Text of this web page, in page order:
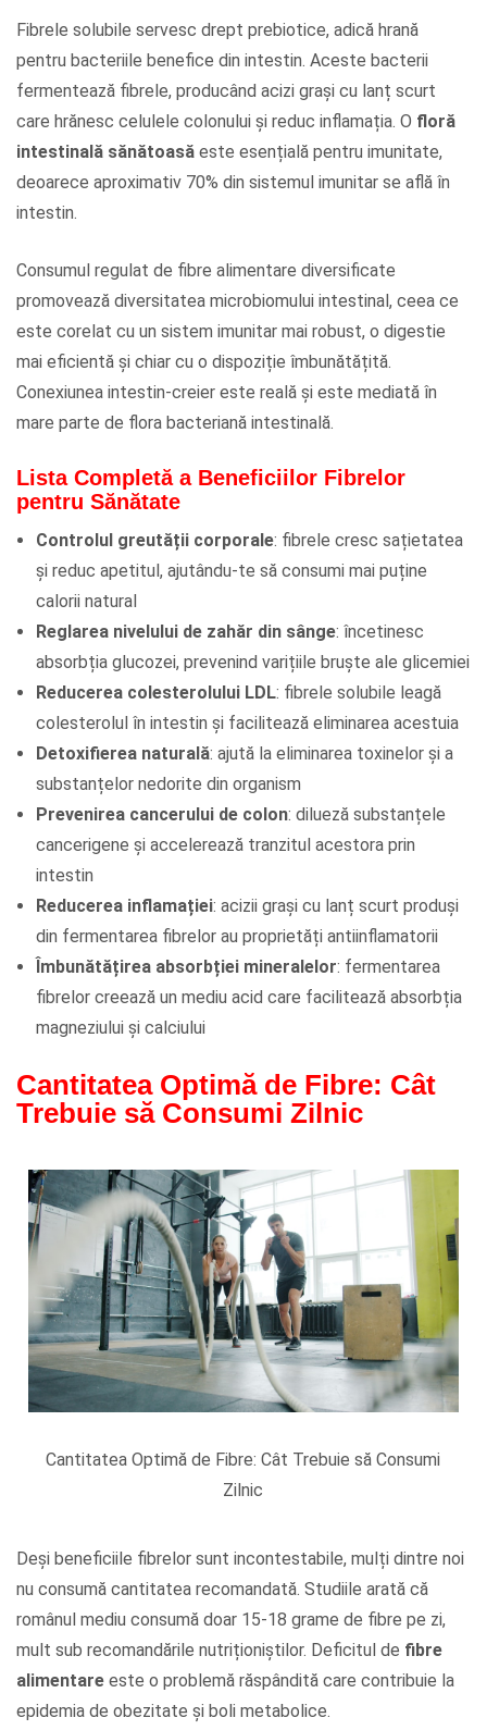
Fibrele solubile servesc drept prebiotice, adică hrană
pentru bacteriile benefice din intestin. Aceste bacterii
fermentează fibrele, producând acizi grași cu lanț scurt
care hrănesc celulele colonului și reduc inflamația. O floră
intestinală sănătoasă este esențială pentru imunitate,
deoarece aproximativ 70% din sistemul imunitar se află în
intestin.
Consumul regulat de fibre alimentare diversificate
promovează diversitatea microbiomului intestinal, ceea ce
este corelat cu un sistem imunitar mai robust, o digestie
mai eficientă și chiar cu o dispoziție îmbunătățită.
Conexiunea intestin-creier este reală și este mediată în
mare parte de flora bacteriană intestinală.
Lista Completă a Beneficiilor Fibrelor
pentru Sănătate
Controlul greutății corporale: fibrele cresc sațietatea
și reduc apetitul, ajutându-te să consumi mai puține
calorii natural
Reglarea nivelului de zahăr din sânge: încetinesc
absorbția glucozei, prevenind varițiile bruște ale glicemiei
Reducerea colesterolului LDL: fibrele solubile leagă
colesterolul în intestin și facilitează eliminarea acestuia
Detoxifierea naturală: ajută la eliminarea toxinelor și a
substanțelor nedorite din organism
Prevenirea cancerului de colon: dilueză substanțele
cancerigene și accelerează tranzitul acestora prin
intestin
Reducerea inflamației: acizii grași cu lanț scurt produși
din fermentarea fibrelor au proprietăți antiinflamatorii
Îmbunătățirea absorbției mineralelor: fermentarea
fibrelor creează un mediu acid care facilitează absorbția
magneziului și calciului
Cantitatea Optimă de Fibre: Cât
Trebuie să Consumi Zilnic
Cantitatea Optimă de Fibre: Cât Trebuie să Consumi
Zilnic
Deși beneficiile fibrelor sunt incontestabile, mulți dintre noi
nu consumă cantitatea recomandată. Studiile arată că
românul mediu consumă doar 15-18 grame de fibre pe zi,
mult sub recomandările nutriționiștilor. Deficitul de fibre
alimentare este o problemă răspândită care contribuie la
epidemia de obezitate și boli metabolice.